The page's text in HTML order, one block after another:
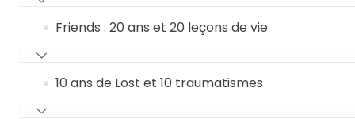
Friends : 20 ans et 20 leçons de vie
10 ans de Lost et 10 traumatismes